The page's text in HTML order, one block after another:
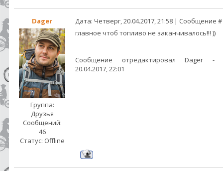
Dager Дата: Четверг, 20.04.2017, 21:58 | Сообщение #
Группа:
Друзья
Сообщений:
46
Статус: Offline
главное чтоб топливо не заканчивалось!!! ))
Сообщение отредактировал Dager -
20.04.2017, 22:01